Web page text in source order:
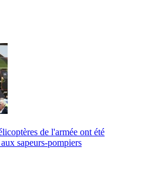
de l'armée ont été
sapeurs-pompiers